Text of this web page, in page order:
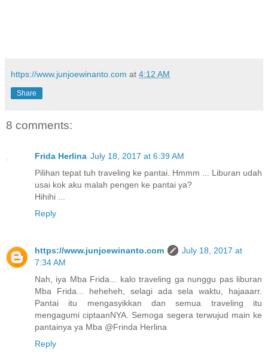
https://www.junjoewinanto.com at 4:12 AM
Share
8 comments:
Frida Herlina July 18, 2017 at 6:39 AM
Pilihan tepat tuh traveling ke pantai. Hmmm ... Liburan udah
usai kok aku malah pengen ke pantai ya?
Hihihi ...
Reply
https://www.junjoewinanto.com
July 18, 2017 at
7:34 AM
Nah, iya Mba Frida... kalo traveling ga nunggu pas liburan
Mba Frida... heheheh, selagi ada sela waktu, hajaaarr.
Pantai itu mengasyikkan dan semua traveling itu
mengagumi ciptaanNYA. Semoga segera terwujud main ke
pantainya ya Mba @Frinda Herlina
Reply